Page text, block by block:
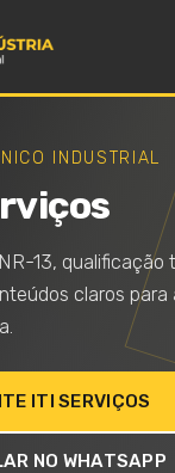
INDUSTRIAL
13, qualificação
claros para
ITI SERVIÇOS
NO WHATSAPP